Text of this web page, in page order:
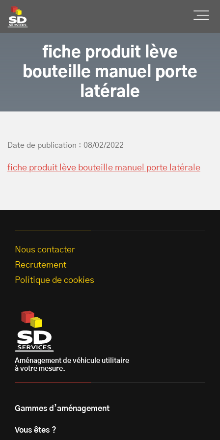
SD Services
fiche produit lève
bouteille manuel porte
latérale
Date de publication : 08/02/2022
fiche produit lève bouteille manuel porte latérale
Nous contacter
Recrutement
Politique de cookies
Aménagement de véhicule utilitaire
à votre mesure.
Gammes d’aménagement
Vous êtes ?